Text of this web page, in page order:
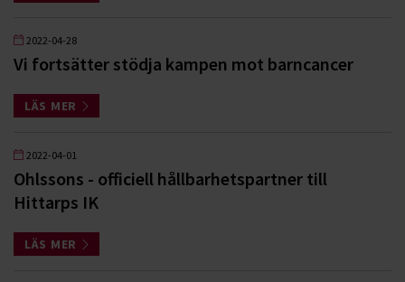
2022-04-28
Vi fortsätter stödja kampen mot barncancer
LÄS MER
2022-04-01
Ohlssons - officiell hållbarhetspartner till
Hittarps IK
LÄS MER